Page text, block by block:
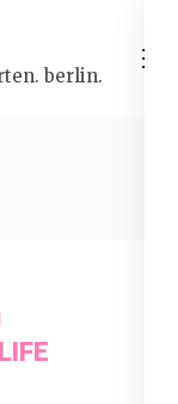
berlin.